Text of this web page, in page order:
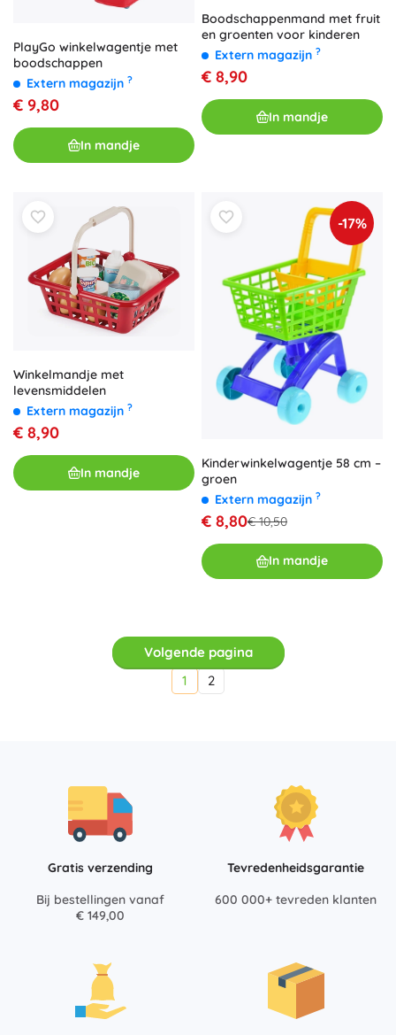
PlayGo winkelwagentje met
boodschappen
Extern magazijn ?
€ 9,80
In mandje
Boodschappenmand met fruit
en groenten voor kinderen
Extern magazijn ?
€ 8,90
In mandje
Winkelmandje met
levensmiddelen
Extern magazijn ?
€ 8,90
In mandje
-17%
Kinderwinkelwagentje 58 cm –
groen
Extern magazijn ?
€ 8,80€ 10,50
In mandje
Volgende pagina
1
2
Gratis verzending
Bij bestellingen vanaf
€ 149,00
Tevredenheidsgarantie
600 000+ tevreden klanten